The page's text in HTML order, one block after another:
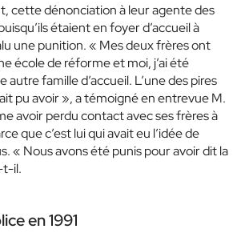
cette dénonciation à leur agente des
étaient en foyer d’accueil à
une punition. « Mes deux frères ont
école de réforme et moi, j’ai été
autre famille d’accueil. L’une des pires
pu avoir », a témoigné en entrevue M.
avoir perdu contact avec ses frères à
que c’est lui qui avait eu l’idée de
« Nous avons été punis pour avoir dit la
t-il.
en 1991